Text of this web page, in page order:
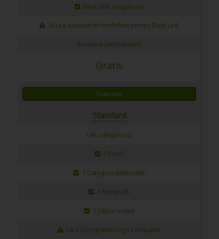
Back Link obligatoriu
Nu se acceptă rel=nofollow pentru Back Link
Înscriere permanentă
Gratis
Selectare
Standard
URL obligatoriu
1 Profil
1 Categorii adiționale
1 Fotografii
1 Clipuri video
Fără pictogramă/Logo Companie